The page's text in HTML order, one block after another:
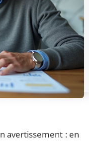
avertissement : en